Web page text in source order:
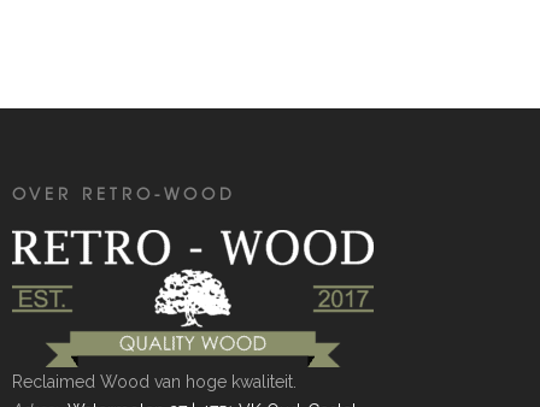
OVER RETRO-WOOD
Reclaimed Wood van hoge kwaliteit.